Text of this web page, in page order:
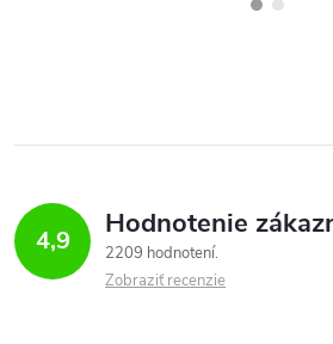
4,9 Hodnotenie
2209 hodnotení
Zobraziť recenzie